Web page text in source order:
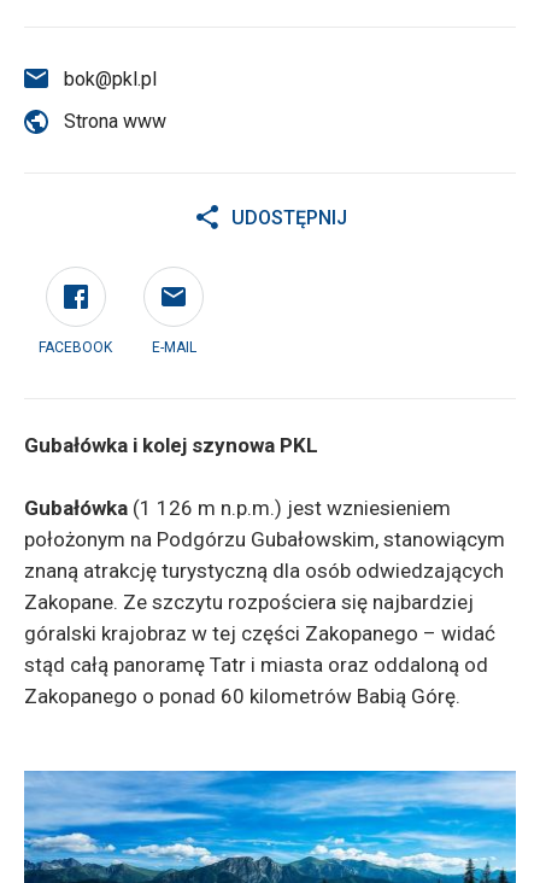
bok@pkl.pl
Strona www
UDOSTĘPNIJ
FACEBOOK E-MAIL
Gubałówka i kolej szynowa PKL
Gubałówka (1 126 m n.p.m.) jest wzniesieniem
położonym na Podgórzu Gubałowskim, stanowiącym
znaną atrakcję turystyczną dla osób odwiedzających
Zakopane. Ze szczytu rozpościera się najbardziej
góralski krajobraz w tej części Zakopanego – widać
stąd całą panoramę Tatr i miasta oraz oddaloną od
Zakopanego o ponad 60 kilometrów Babią Górę.